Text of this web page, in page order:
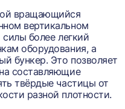
вращающийся
вертикальном
более легкий
оборудования, а
бункер. Это позволяет
составляющие
твёрдые частицы от
разной плотности.